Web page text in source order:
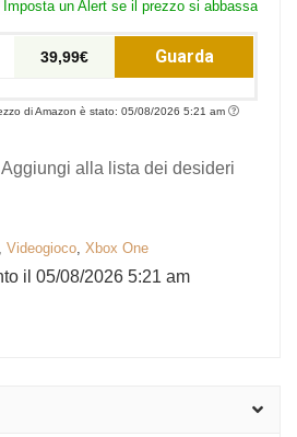
Imposta un Alert se il prezzo si abbassa
39,99€ Guarda
di Amazon è stato: 05/08/2026 5:21 am
Aggiungi alla lista dei desideri
, Videogioco, Xbox One
il 05/08/2026 5:21 am